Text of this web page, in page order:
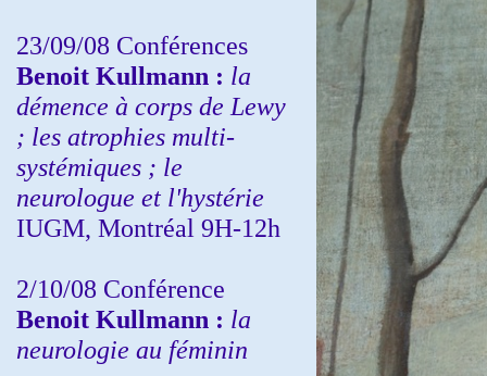
23/09/08 Conférences
Benoit Kullmann : la
démence à corps de Lewy
; les atrophies multi-
systémiques ; le
neurologue et l'hystérie
IUGM, Montréal 9H-12h
2/10/08 Conférence
Benoit Kullmann : la
neurologie au féminin